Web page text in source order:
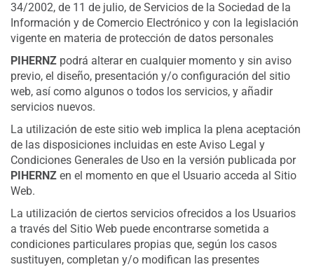
34/2002, de 11 de julio, de Servicios de la Sociedad de la
Información y de Comercio Electrónico y con la legislación
vigente en materia de protección de datos personales
PIHERNZ podrá alterar en cualquier momento y sin aviso
previo, el diseño, presentación y/o configuración del sitio
web, así como algunos o todos los servicios, y añadir
servicios nuevos.
La utilización de este sitio web implica la plena aceptación
de las disposiciones incluidas en este Aviso Legal y
Condiciones Generales de Uso en la versión publicada por
PIHERNZ en el momento en que el Usuario acceda al Sitio
Web.
La utilización de ciertos servicios ofrecidos a los Usuarios
a través del Sitio Web puede encontrarse sometida a
condiciones particulares propias que, según los casos
sustituyen, completan y/o modifican las presentes